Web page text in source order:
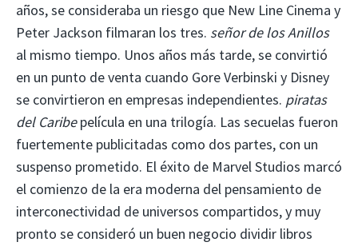
años, se consideraba un riesgo que New Line Cinema y
Peter Jackson filmaran los tres. señor de los Anillos
al mismo tiempo. Unos años más tarde, se convirtió
en un punto de venta cuando Gore Verbinski y Disney
se convirtieron en empresas independientes. piratas
del Caribepelícula en una trilogía. Las secuelas fueron
fuertemente publicitadas como dos partes, con un
suspenso prometido. El éxito de Marvel Studios marcó
el comienzo de la era moderna del pensamiento de
interconectividad de universos compartidos, y muy
pronto se consideró un buen negocio dividir libros